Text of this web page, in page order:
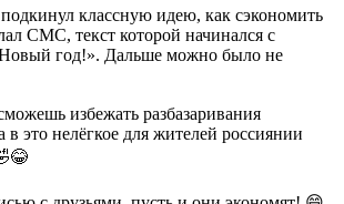
классную идею, как сэкономить
СМС, текст которой начинался с
год!». Дальше можно было не
избежать разбазаривания
это нелёгкое для жителей россиянии